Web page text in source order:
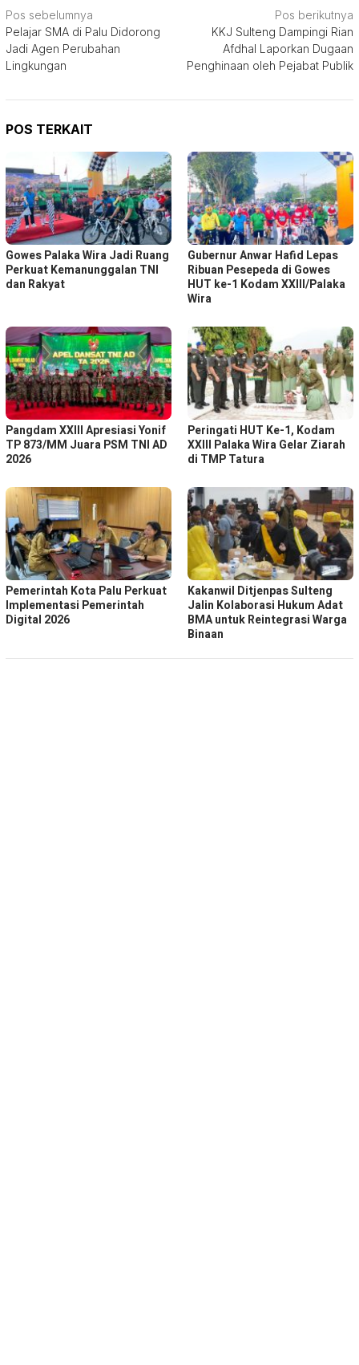
Navigasi
pos
Pos sebelumnya
Pelajar SMA di Palu Didorong
Jadi Agen Perubahan
Lingkungan
Pos berikutnya
KKJ Sulteng Dampingi Rian
Afdhal Laporkan Dugaan
Penghinaan oleh Pejabat Publik
POS TERKAIT
Gowes Palaka Wira Jadi Ruang
Perkuat Kemanunggalan TNI
dan Rakyat
Gubernur Anwar Hafid Lepas
Ribuan Pesepeda di Gowes
HUT ke-1 Kodam XXIII/Palaka
Wira
Pangdam XXIII Apresiasi Yonif
TP 873/MM Juara PSM TNI AD
2026
Peringati HUT Ke-1, Kodam
XXIII Palaka Wira Gelar Ziarah
di TMP Tatura
Pemerintah Kota Palu Perkuat
Implementasi Pemerintah
Digital 2026
Kakanwil Ditjenpas Sulteng
Jalin Kolaborasi Hukum Adat
BMA untuk Reintegrasi Warga
Binaan